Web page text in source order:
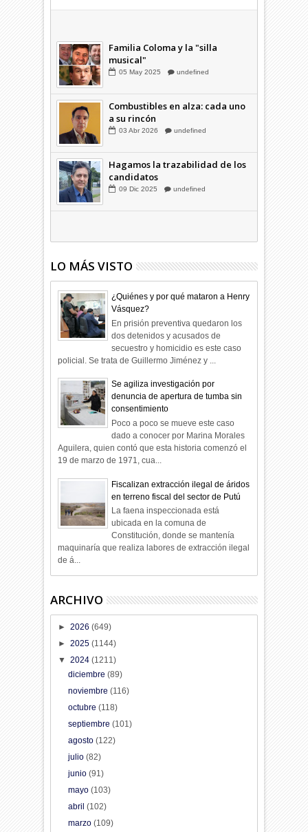
03 Abr 2026 undefined
Familia Coloma y la "silla
May 2025 undefined
Combustibles en alza: cada uno
2026 undefined
Hagamos la trazabilidad de los
LO MÁS VISTO
¿Quiénes y por qué mataron a Henry
Vásquez?
En prisión preventiva quedaron los
dos detenidos y acusados de
secuestro y homicidio es este caso
policial. Se trata de Guillermo Jiménez y ...
Se agiliza investigación por
denuncia de apertura de tumba sin
consentimiento
Poco a poco se mueve este caso
dado a conocer por Marina Morales
Aguilera, quien contó que esta historia comenzó el
19 de marzo de 1971, cua...
Fiscalizan extracción ilegal de áridos
en terreno fiscal del sector de Putú
La faena inspeccionada está
ubicada en la comuna de
Constitución, donde se mantenía
maquinaría que realiza labores de extracción ilegal
de á...
ARCHIVO
►2026(649)
►2025(1144)
▼2024(1211)
diciembre (89)
noviembre (116)
octubre (118)
septiembre (101)
agosto (122)
julio (82)
junio (91)
mayo (103)
abril (102)
marzo (109)